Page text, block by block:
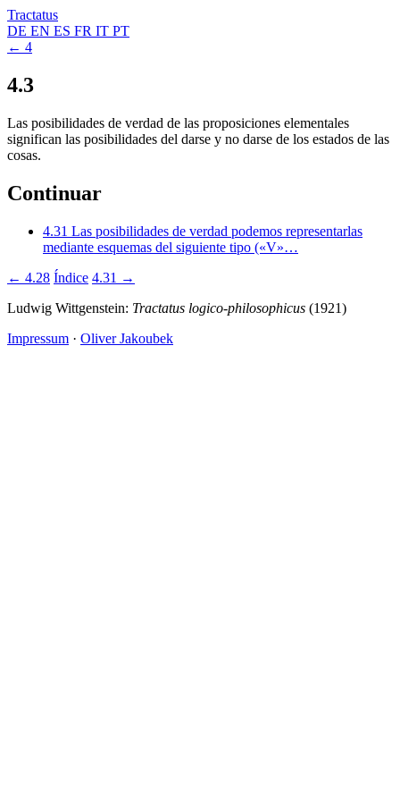
Tractatus
DE EN ES FR IT PT
← 4
4.3
Las posibilidades de verdad de las proposiciones elementales
significan las posibilidades del darse y no darse de los estados de las
cosas.
Continuar
4.31 Las posibilidades de verdad podemos representarlas
mediante esquemas del siguiente tipo («V»…
← 4.28 Índice 4.31 →
Ludwig Wittgenstein: Tractatus logico-philosophicus (1921)
Impressum · Oliver Jakoubek